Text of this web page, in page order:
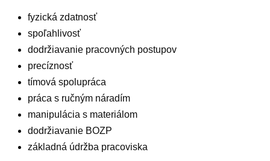
fyzická zdatnosť
spoľahlivosť
dodržiavanie pracovných postupov
precíznosť
tímová spolupráca
práca s ručným náradím
manipulácia s materiálom
dodržiavanie BOZP
základná údržba pracoviska